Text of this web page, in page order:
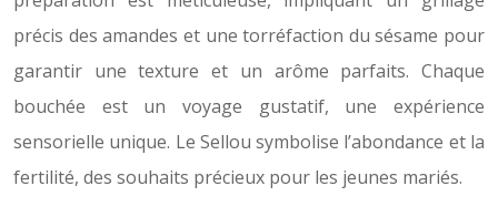
précis des amandes et une torréfaction du sésame pour
garantir une texture et un arôme parfaits. Chaque
bouchée est un voyage gustatif, une expérience
sensorielle unique. Le Sellou symbolise l’abondance et la
fertilité, des souhaits précieux pour les jeunes mariés.